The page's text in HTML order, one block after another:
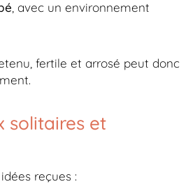
, avec un environnement
fertile et arrosé peut donc
solitaires et
reçues :